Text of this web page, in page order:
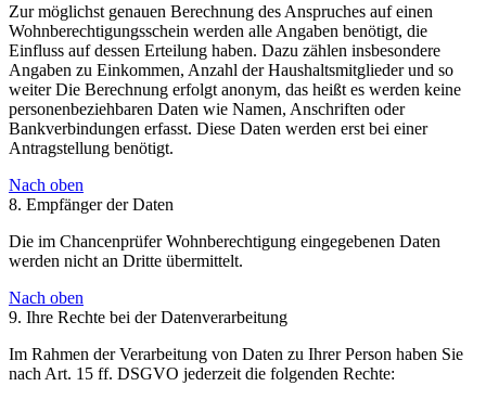
Zur möglichst genauen Berechnung des Anspruches auf einen
Wohnberechtigungsschein werden alle Angaben benötigt, die
Einfluss auf dessen Erteilung haben. Dazu zählen insbesondere
Angaben zu Einkommen, Anzahl der Haushaltsmitglieder und so
weiter Die Berechnung erfolgt anonym, das heißt es werden keine
personenbeziehbaren Daten wie Namen, Anschriften oder
Bankverbindungen erfasst. Diese Daten werden erst bei einer
Antragstellung benötigt.
Nach oben
8. Empfänger der Daten
Die im Chancenprüfer Wohnberechtigung eingegebenen Daten
werden nicht an Dritte übermittelt.
Nach oben
9. Ihre Rechte bei der Datenverarbeitung
Im Rahmen der Verarbeitung von Daten zu Ihrer Person haben Sie
nach Art. 15 ff. DSGVO jederzeit die folgenden Rechte: